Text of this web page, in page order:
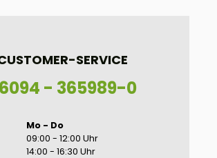
SERVICE
- 365989-0
Mo - Do
09:00 - 12:00 Uhr
14:00 - 16:30 Uhr